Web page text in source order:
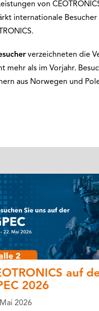
von
internationale
verzeichneten die
mehr als im Vorjahr.
aus Norwegen und
auf
2026
2026